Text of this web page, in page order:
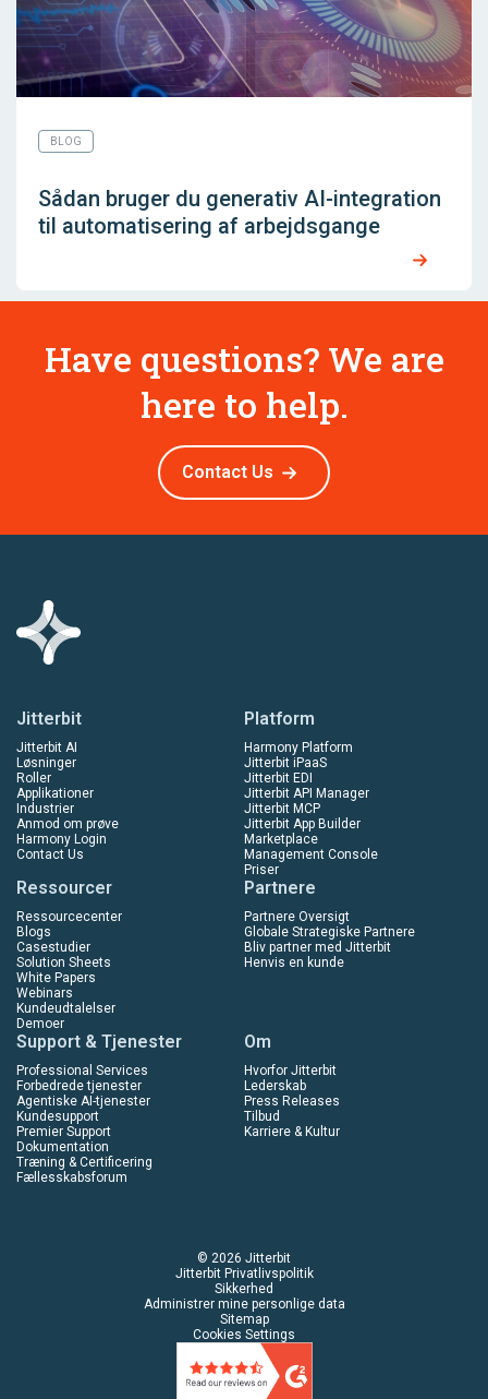
BLOG
Sådan bruger du generativ AI-integration
til automatisering af arbejdsgange
Have questions? We are
here to help.
Contact Us
Jitterbit
Jitterbit AI
Løsninger
Roller
Applikationer
Industrier
Anmod om prøve
Harmony Login
Contact Us
Platform
Harmony Platform
Jitterbit iPaaS
Jitterbit EDI
Jitterbit API Manager
Jitterbit MCP
Jitterbit App Builder
Marketplace
Management Console
Priser
Ressourcer
Ressourcecenter
Blogs
Casestudier
Solution Sheets
White Papers
Webinars
Kundeudtalelser
Demoer
Partnere
Partnere Oversigt
Globale Strategiske Partnere
Bliv partner med Jitterbit
Henvis en kunde
Support & Tjenester
Professional Services
Forbedrede tjenester
Agentiske AI-tjenester
Kundesupport
Premier Support
Dokumentation
Træning & Certificering
Fællesskabsforum
Om
Hvorfor Jitterbit
Lederskab
Press Releases
Tilbud
Karriere & Kultur
© 2026 Jitterbit
Jitterbit Privatlivspolitik
Sikkerhed
Administrer mine personlige data
Sitemap
Cookies Settings